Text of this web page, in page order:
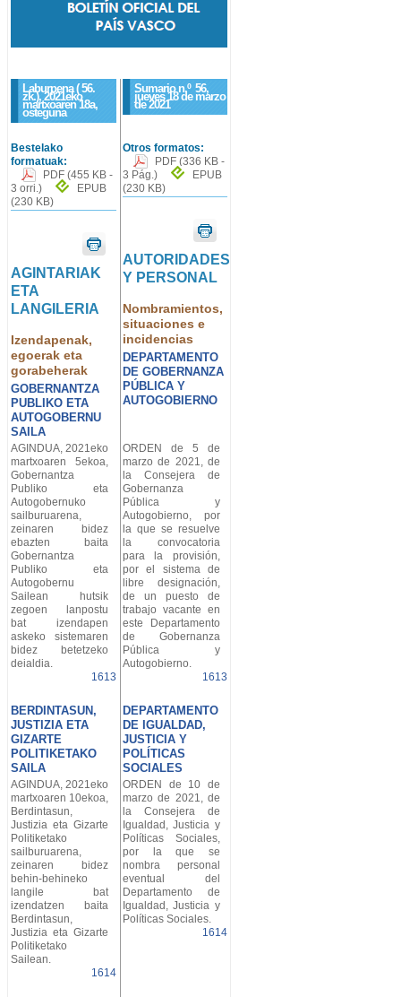
Laburpena ( 56.
zk.), 2021eko
martxoaren 18a,
osteguna
Sumario n.º 56,
jueves 18 de marzo
de 2021
Bestelako
formatuak:
PDF (455 KB -
3 orri.)
EPUB
(230 KB)
AGINTARIAK
ETA
LANGILERIA
Izendapenak,
egoerak eta
gorabeherak
GOBERNANTZA
PUBLIKO ETA
AUTOGOBERNU
SAILA
Otros formatos:
PDF (336 KB -
3 Pág.)
EPUB
(230 KB)
AUTORIDADES
Y PERSONAL
Nombramientos,
situaciones e
incidencias
DEPARTAMENTO
DE GOBERNANZA
PÚBLICA Y
AUTOGOBIERNO
AGINDUA, 2021eko
martxoaren 5ekoa,
Gobernantza
Publiko eta
Autogobernuko
sailburuarena,
zeinaren bidez
ebazten baita
Gobernantza
Publiko eta
Autogobernu
Sailean hutsik
zegoen lanpostu
bat izendapen
askeko sistemaren
bidez betetzeko
deialdia.
1613
ORDEN de 5 de
marzo de 2021, de
la Consejera de
Gobernanza
Pública y
Autogobierno, por
la que se resuelve
la convocatoria
para la provisión,
por el sistema de
libre designación,
de un puesto de
trabajo vacante en
este Departamento
de Gobernanza
Pública y
Autogobierno.
1613
BERDINTASUN,
JUSTIZIA ETA
GIZARTE
POLITIKETAKO
SAILA
DEPARTAMENTO
DE IGUALDAD,
JUSTICIA Y
POLÍTICAS
SOCIALES
AGINDUA, 2021eko
martxoaren 10ekoa,
Berdintasun,
Justizia eta Gizarte
Politiketako
sailburuarena,
zeinaren bidez
behin-behineko
langile bat
izendatzen baita
Berdintasun,
Justizia eta Gizarte
Politiketako
Sailean.
1614
ORDEN de 10 de
marzo de 2021, de
la Consejera de
Igualdad, Justicia y
Políticas Sociales,
por la que se
nombra personal
eventual del
Departamento de
Igualdad, Justicia y
Políticas Sociales.
1614